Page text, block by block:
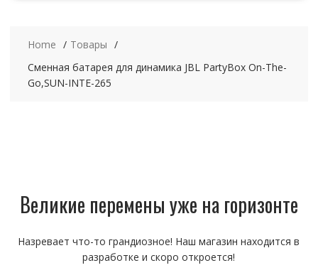
Home
Товары
Сменная батарея для динамика JBL PartyBox On-The-
Go,SUN-INTE-265
Великие перемены уже на горизонте
Назревает что-то грандиозное! Наш магазин находится в
разработке и скоро откроется!